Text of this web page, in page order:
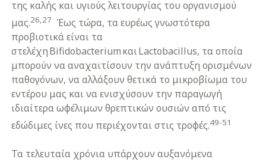
της καλής και υγιούς λειτουργίας του οργανισμού
μας.26,27 Έως τώρα, τα ευρέως γνωστότερα
προβιοτικά είναι τα
στελέχη Bifidobacterium και Lactobacillus, τα οποία
μπορούν να αναχαιτίσουν την ανάπτυξη ορισμένων
παθογόνων, να αλλάξουν θετικά το μικροβίωμα του
εντέρου μας και να ενισχύσουν την παραγωγή
ιδιαίτερα ωφέλιμων θρεπτικών ουσιών από τις
εδώδιμες ίνες που περιέχονται στις τροφές.49-51
Τα τελευταία χρόνια υπάρχουν αυξανόμενα